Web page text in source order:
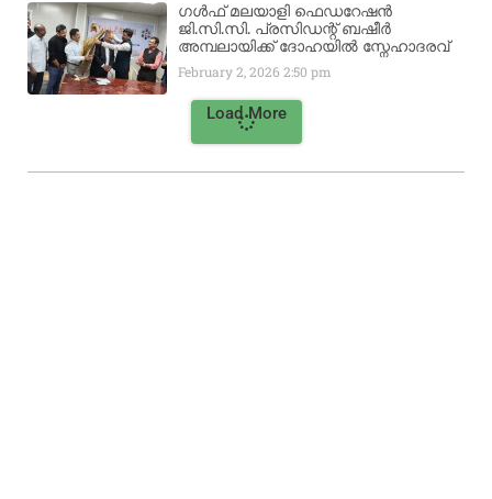
ഗൾഫ് മലയാളി ഫെഡറേഷൻ
ജി.സി.സി. പ്രസിഡന്റ് ബഷീർ
അമ്പലായിക്ക് ദോഹയിൽ സ്നേഹാദരവ്
February 2, 20262:50 pm
Load More